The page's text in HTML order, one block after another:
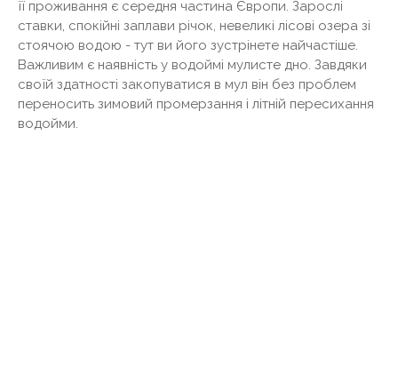
її проживання є середня частина Європи. Зарослі
ставки, спокійні заплави річок, невеликі лісові озера зі
стоячою водою - тут ви його зустрінете найчастіше.
Важливим є наявність у водоймі мулисте дно. Завдяки
своїй здатності закопуватися в мул він без проблем
переносить зимовий промерзання і літній пересихання
водойми.